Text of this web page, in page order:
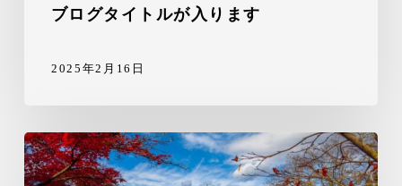
ブログタイトルが入ります
2025年2月16日